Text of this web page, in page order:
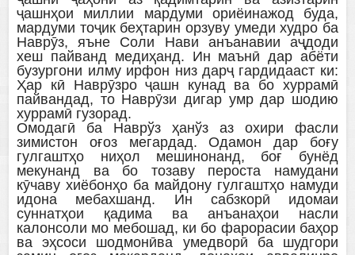
ҷашнҳои миллии мардуми ориёинажод буда,
мардуми тоҷик беҳтарин орзуву умеди худро ба
Наврӯз, яъне Соли Нави анъанавии аҷдоди
хеш пайванд медиҳанд. Ин маънӣ дар абёти
бузургони илму ирфон низ дарҷ гардидааст ки:
Ҳар кӣ Наврӯзро ҷашн кунад ва бо хуррамӣ
пайвандад, то Наврӯзи дигар умр дар шодию
хуррамӣ гузорад.
Омодагӣ ба Наврўз ҳанўз аз охири фасли
зимистон оғоз мегардад. Одамон дар боғу
гулгаштҳо ниҳол мешинонанд, боғ бунёд
мекунанд ва бо тозаву пероста намудани
кӯчаву хиёбонҳо ба майдону гулгаштҳо намуди
идона мебахшанд. Ин сабзкорӣ идомаи
суннатҳои қадима ва анъанаҳои насли
калонсоли мо мебошад, ки бо фарорасии баҳор
ва эҳсоси шодмонӣва умедворӣ ба шудгори